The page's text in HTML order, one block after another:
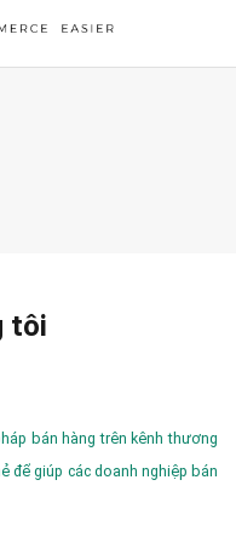
tôi
bán hàng trên kênh thương
để giúp các doanh nghiệp bán